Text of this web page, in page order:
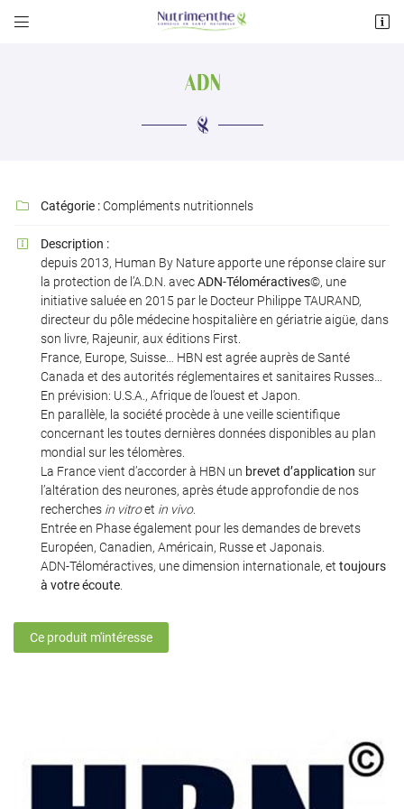
 
Adresse email de réception
Recopier le code ci-contre
Rafraîchir le captcha
En cochant cette case, vous consentez à recevoir nos propositions commerciales à
l'adresse email indiqué ci-dessus. Vous pouvez vous désinscrire à tout moment en
utilisantle formulaire de désinscription.
Inscription
ADN
 Catégorie : Compléments nutritionnels

Description :
depuis 2013, Human By Nature apporte une réponse claire sur
la protection de l’A.D.N. avecADN-Téloméractives©, une
initiative saluée en 2015 par le Docteur Philippe TAURAND,
directeur du pôle médecine hospitalière en gériatrie aigüe, dans
son livre, Rajeunir, aux éditions First
France, Europe, Suisse… HBN est agrée auprès de Santé
Canada et des autorités réglementaires et sanitaires Russes…
En prévision: U.S.A., Afrique de l’ouest et Japon.
En parallèle, la société procède à une veille scientifique
concernant les toutes dernières données disponibles au plan
mondial sur les télomères.
La France vient d’accorder à HBN un brevet d’application sur
l’altération des neurones, après étude approfondie de nos
recherches in vitroet in vivo.
Entrée en Phase également pour les demandes de brevets
Européen, Canadien, Américain, Russe et Japonais.
ADN-Téloméractives, une dimension internationale, et toujours
à votre écoute
Ce produit m'intéresse